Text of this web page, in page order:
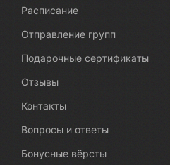
Расписание
Отправление групп
Подарочные сертификаты
Отзывы
Контакты
Вопросы и ответы
Бонусные вёрсты